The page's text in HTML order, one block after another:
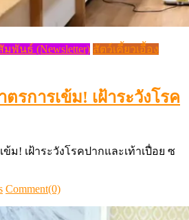
พันธ์ (Newsletter) สัตว์เคี้ยวเอื้อง
ตรการเข้ม! เฝ้าระวังโรค
ข้ม! เฝ้าระวังโรคปากและเท้าเปื่อย ซ
Comment(0)